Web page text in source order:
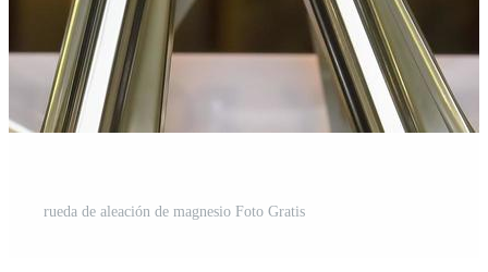
rueda de aleación de magnesio Foto Gratis